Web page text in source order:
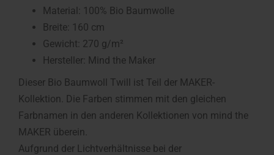
Material: 100% Bio Baumwolle
Breite: 160 cm
Gewicht: 270 g/m²
Hersteller: Mind the Maker
Dieser Bio Baumwoll Twill ist Teil der MAKER-
Kollektion. Die Farben stimmen mit den gleichen
Farbnamen in den anderen Kollektionen von mind the
MAKER überein.
Aufgrund der Lichtverhältnisse bei der